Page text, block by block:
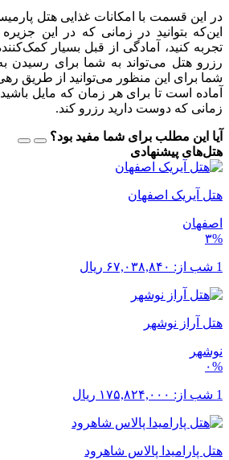
در این قسمت با امکانات غذایی هتل
این‌که بتوانید در زمانی که در این
تجربه کنید، آمادگی از قبل بسیار
رزرو هتل می‌تواند به شما برای رسیدن
شما برای این منظور می‌توانید از طریق
آماده است تا برای هر زمان که مایل
زمانی که دوست دارید رزرو کند.
آیا این مطلب برای شما مفید بود؟
هتل‌های پیشنهادی
هتل آیریک اصفهان
اصفهان
۳%
1 شب از: ۶۷,۰۳۸,۸۴۰ ریال
هتل آراز نوشهر
نوشهر
۰%
1 شب از: ۱۷۵,۸۲۴,۰۰۰ ریال
هتل پارامیدا پالاس شاهرود